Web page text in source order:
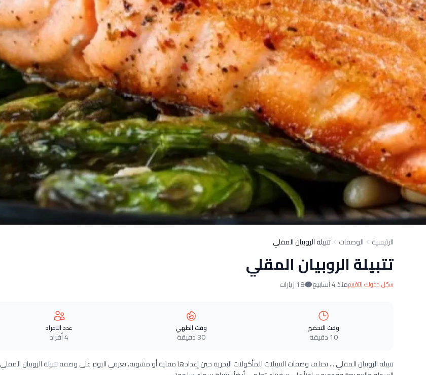
الرئيسية الوصفات تتبيلة الروبيان المقلي
تتبيلة الروبيان المقلي
سجّل دخولك للتقييممنذ 4 أسابيع 18 زيارات
وقت التحضير
10 دقيقة
وقت الطهي
30 دقيقة
عدد الافراد
4 أفراد
تتبيلة الروبيان المقلي ... تختلف وصفات التتبيلات للمأكولات البحرية حين إعدادها مقلية أو مشوية، تعرفي اليوم على وصفة تتبيلة الروبيان المقلي